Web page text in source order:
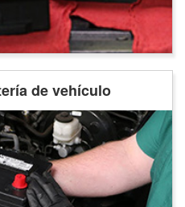
de vehículo